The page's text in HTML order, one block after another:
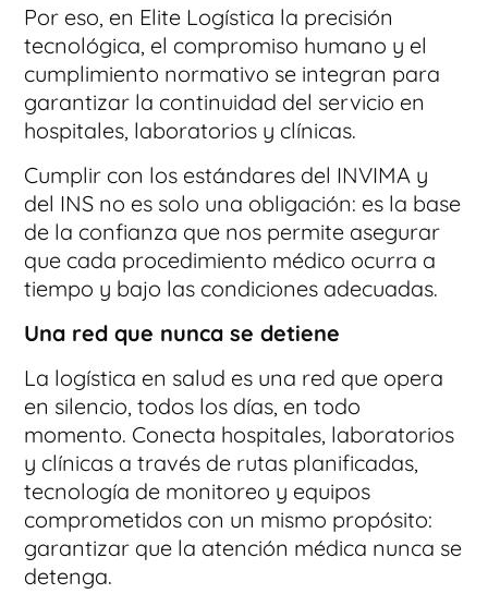
Por eso, en Elite Logística la precisión
tecnológica, el compromiso humano y el
cumplimiento normativo se integran para
garantizar la continuidad del servicio en
hospitales, laboratorios y clínicas.
Cumplir con los estándares del INVIMA y
del INS no es solo una obligación: es la base
de la confianza que nos permite asegurar
que cada procedimiento médico ocurra a
tiempo y bajo las condiciones adecuadas.
Una red que nunca se detiene
La logística en salud es una red que opera
en silencio, todos los días, en todo
momento. Conecta hospitales, laboratorios
y clínicas a través de rutas planificadas,
tecnología de monitoreo y equipos
comprometidos con un mismo propósito:
garantizar que la atención médica nunca se
detenga.